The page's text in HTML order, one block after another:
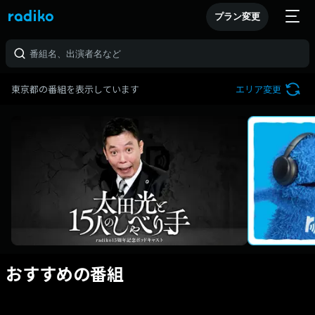
プラン変更
東京都の番組を表示しています エリア変更
おすすめの番組